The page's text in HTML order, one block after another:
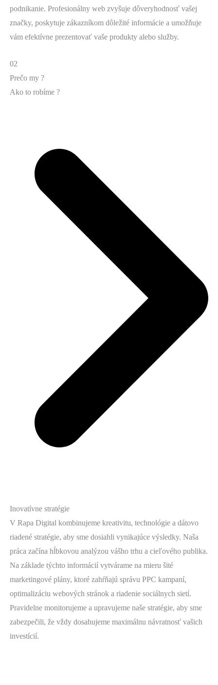
podnikanie. Profesionálny web zvyšuje dôveryhodnosť vašej
značky, poskytuje zákazníkom dôležité informácie a umožňuje
vám efektívne prezentovať vaše produkty alebo služby.
02
Prečo my ?
Ako to robíme ?
Inovatívne stratégie
V Rapa Digital kombinujeme kreativitu, technológie a dátovo
riadené stratégie, aby sme dosiahli vynikajúce výsledky. Naša
práca začína hĺbkovou analýzou vášho trhu a cieľového publika.
Na základe týchto informácií vytvárame na mieru šité
marketingové plány, ktoré zahŕňajú správu PPC kampaní,
optimalizáciu webových stránok a riadenie sociálnych sietí.
Pravidelne monitorujeme a upravujeme naše stratégie, aby sme
zabezpečili, že vždy dosahujeme maximálnu návratnosť vašich
investícií.